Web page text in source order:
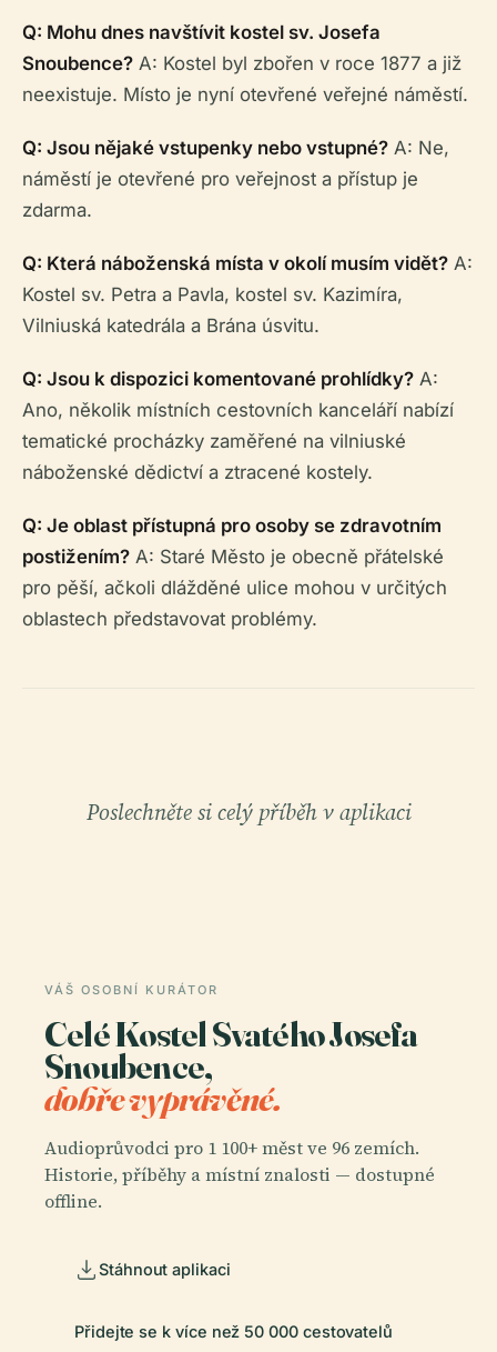
Q: Mohu dnes navštívit kostel sv. Josefa
Snoubence? A: Kostel byl zbořen v roce 1877 a již
neexistuje. Místo je nyní otevřené veřejné náměstí.
Q: Jsou nějaké vstupenky nebo vstupné? A: Ne,
náměstí je otevřené pro veřejnost a přístup je
zdarma.
Q: Která náboženská místa v okolí musím vidět? A:
Kostel sv. Petra a Pavla, kostel sv. Kazimíra,
Vilniuská katedrála a Brána úsvitu.
Q: Jsou k dispozici komentované prohlídky? A:
Ano, několik místních cestovních kanceláří nabízí
tematické procházky zaměřené na vilniuské
náboženské dědictví a ztracené kostely.
Q: Je oblast přístupná pro osoby se zdravotním
postižením? A: Staré Město je obecně přátelské
pro pěší, ačkoli dlážděné ulice mohou v určitých
oblastech představovat problémy.
Poslechněte si celý příběh v aplikaci
VÁŠ OSOBNÍ KURÁTOR
Celé Kostel Svatého Josefa
Snoubence,
dobře vyprávěné.
Audioprůvodci pro 1 100+ měst ve 96 zemích.
Historie, příběhy a místní znalosti — dostupné
offline.
Stáhnout aplikaci
Přidejte se k více než 50 000 cestovatelů